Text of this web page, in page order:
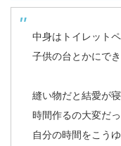
中身はトイレット
子供の台とかにで
縫い物だと結愛が
時間作るの大変だ
自分の時間をこう